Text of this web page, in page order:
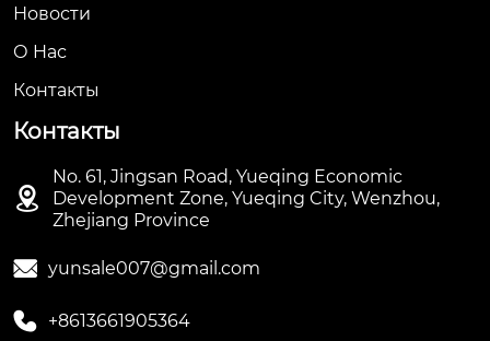
Новости
О Hас
Контакты
Контакты

No. 61, Jingsan Road, Yueqing Economic
Development Zone, Yueqing City, Wenzhou,
Zhejiang Province
 yunsale007@gmail.com
 +8613661905364